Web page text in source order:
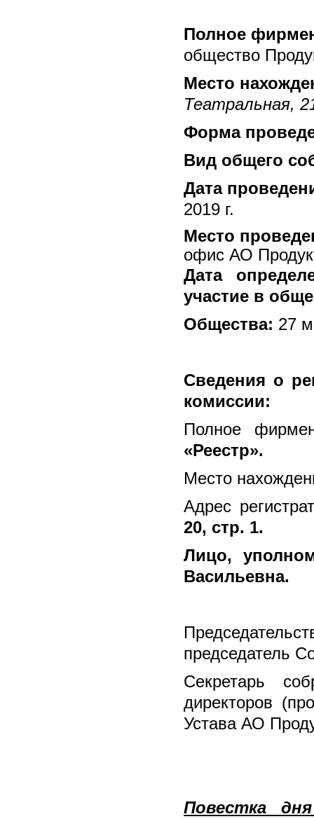
Полное
общество
Место
Театральная,
Форма
Вид общего
Дата
2019 г.
Место
офис АО
Дата
участие в
Общества: 27
Сведения о
комиссии:
Полное
«Реестр».
Место
Адрес
20, стр. 1.
Лицо,
Васильевна.
председатель
Секретарь
директоров
Устава АО
Повестка